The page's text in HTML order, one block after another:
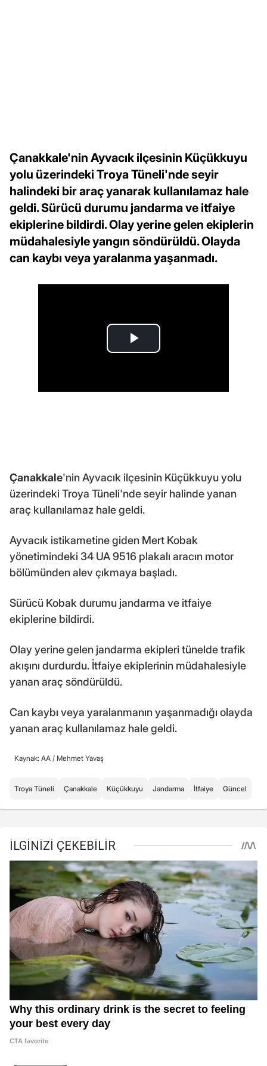
Çanakkale'nin Ayvacık ilçesinin Küçükkuyu
yolu üzerindeki Troya Tüneli'nde seyir
halindeki bir araç yanarak kullanılamaz hale
geldi. Sürücü durumu jandarma ve itfaiye
ekiplerine bildirdi. Olay yerine gelen ekiplerin
müdahalesiyle yangın söndürüldü. Olayda
can kaybı veya yaralanma yaşanmadı.
Çanakkale'nin Ayvacık ilçesinin Küçükkuyu yolu
üzerindeki Troya Tüneli'nde seyir halinde yanan
araç kullanılamaz hale geldi.
Ayvacık istikametine giden Mert Kobak
yönetimindeki 34 UA 9516 plakalı aracın motor
bölümünden alev çıkmaya başladı.
Sürücü Kobak durumu jandarma ve itfaiye
ekiplerine bildirdi.
Olay yerine gelen jandarma ekipleri tünelde trafik
akışını durdurdu. İtfaiye ekiplerinin müdahalesiyle
yanan araç söndürüldü.
Can kaybı veya yaralanmanın yaşanmadığı olayda
yanan araç kullanılamaz hale geldi.
Kaynak: AA / Mehmet Yavaş
Troya Tüneli Çanakkale Küçükkuyu Jandarma İtfaiye Güncel